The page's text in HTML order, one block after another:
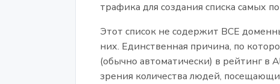
трафика для создания списка самых
Этот список не содержит ВСЕ
них. Единственная причина, по
(обычно автоматически) в рейтинг в
зрения количества людей,